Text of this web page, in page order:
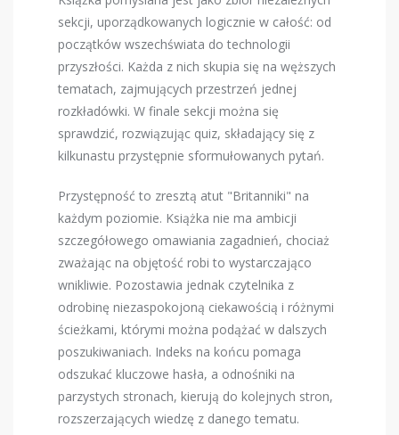
sekcji, uporządkowanych logicznie w całość: od
początków wszechświata do technologii
przyszłości. Każda z nich skupia się na węższych
tematach, zajmujących przestrzeń jednej
rozkładówki. W finale sekcji można się
sprawdzić, rozwiązując quiz, składający się z
kilkunastu przystępnie sformułowanych pytań.
Przystępność to zresztą atut "Britanniki" na
każdym poziomie. Książka nie ma ambicji
szczegółowego omawiania zagadnień, chociaż
zważając na objętość robi to wystarczająco
wnikliwie. Pozostawia jednak czytelnika z
odrobinę niezaspokojoną ciekawością i różnymi
ścieżkami, którymi można podążać w dalszych
poszukiwaniach. Indeks na końcu pomaga
odszukać kluczowe hasła, a odnośniki na
parzystych stronach, kierują do kolejnych stron,
rozszerzających wiedzę z danego tematu.